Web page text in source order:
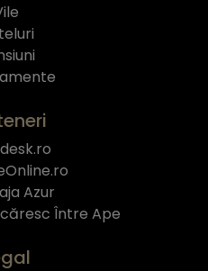
Azur
Între Ape